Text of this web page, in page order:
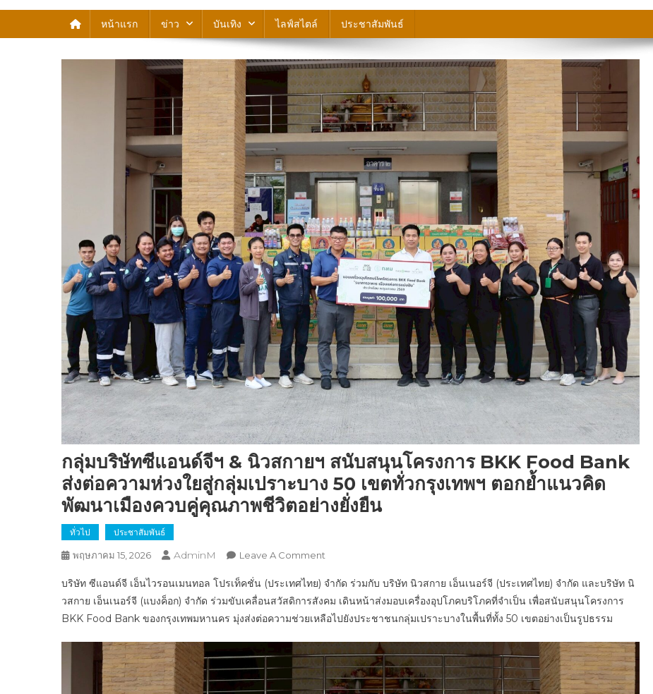
หน้าแรก ข่าว บันเทิง ไลฟ์สไตล์ ประชาสัมพันธ์
กลุ่มบริษัทซีแอนด์จีฯ & นิวสกายฯ สนับสนุนโครงการ BKK Food Bank
ส่งต่อความห่วงใยสู่กลุ่มเปราะบาง 50 เขตทั่วกรุงเทพฯ ตอกย้ำแนวคิด
พัฒนาเมืองควบคู่คุณภาพชีวิตอย่างยั่งยืน
ทั่วไป ประชาสัมพันธ์
พฤษภาคม 15, 2026 AdminM Leave A Comment
บริษัท
ซี
แอนด์
&
นิ
บริษัท ซีแอนด์จี เอ็นไวรอนเมนทอล โปรเท็คชั่น (ประเทศไทย) จำกัด ร่วมกับ บริษัท นิวสกาย เอ็นเนอร์จี (ประเทศไทย) จำกัด และบริษัท นิ
วสกาย เอ็นเนอร์จี (แบงค็อก) จำกัด ร่วมขับเคลื่อนสวัสดิการสังคม เดินหน้าส่งมอบเครื่องอุปโภคบริโภคที่จำเป็น เพื่อสนับสนุนโครงการ
BKK Food Bank ของกรุงเทพมหานคร มุ่งส่งต่อความช่วยเหลือไปยังประชาชนกลุ่มเปราะบางในพื้นที่ทั้ง 50 เขตอย่างเป็นรูปธรรม